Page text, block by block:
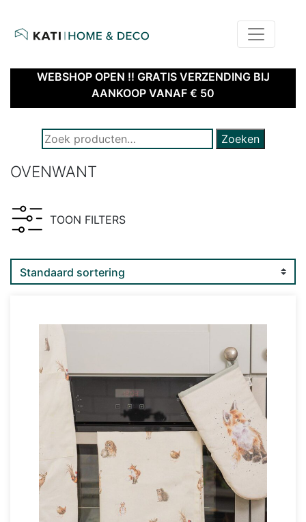
homekati – home & deco | webshop
WEBSHOP OPEN !! GRATIS VERZENDING BIJ
AANKOOP VANAF € 50
ZOEK NAAR PRODUCTEN: Zoeken
OVENWANT
TOON FILTERS